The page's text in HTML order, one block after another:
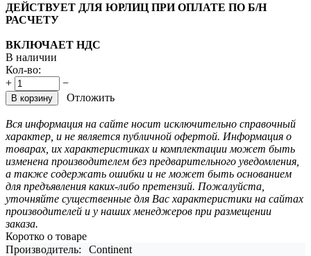
ДЕЙСТВУЕТ ДЛЯ ЮРЛИЦ ПРИ ОПЛАТЕ ПО Б/Н
РАСЧЕТУ
ВКЛЮЧАЕТ НДС
В наличии
Кол-во:
+
−
В корзину Отложить
Вся информация на сайте носит исключительно справочный
характер, и не является публичной офертой. Информация о
товарах, их характеристиках и комплектации может быть
изменена производителем без предварительного уведомления,
а также содержать ошибки и не может быть основанием
для предъявления каких-либо претензий. Пожалуйста,
уточняйте существенные для Вас характеристики на сайтах
производителей и у наших менеджеров при размещении
заказа.
Коротко о товаре
Производитель:
Continent